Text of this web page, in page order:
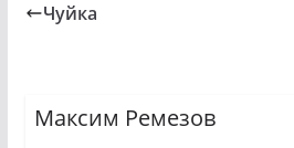
Чуйка
Максим Ремезов